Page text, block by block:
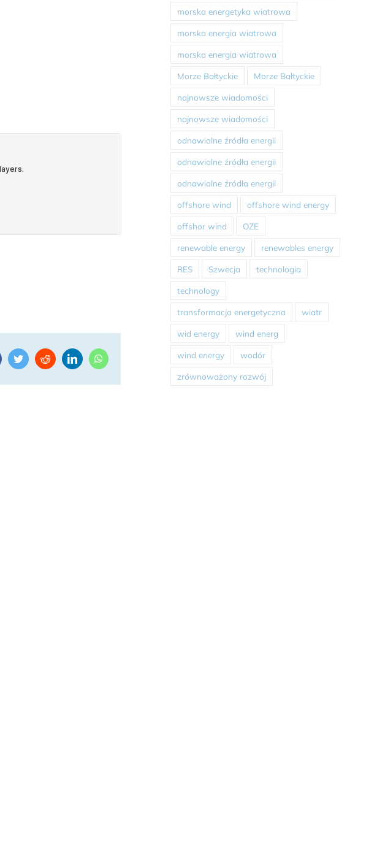
FacebookTwitterRedditLinkedInWhatsApp
morska energetyka wiatrowa
morska energia wiatrowa
morska energia wiatrowa
Morze Bałtyckie Morze Bałtyckie
najnowsze wiadomości
najnowsze wiadomości
odnawialne źródła energii
odnawialne źródła energii
odnawialne źródła energii
offshore wind offshore wind energy
offshor wind OZE
renewable energy renewables energy
RES Szwecja technologia
technology
transformacja energetyczna wiatr
wid energy wind energ
wind energy wodór
zrównoważony rozwój